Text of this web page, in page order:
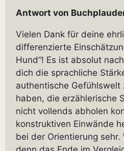
Antwort von
Vielen Dank für deine
differenzierte
Hund“! Es ist absolut
dich die sprachliche
authentische Gefühlswelt
haben, die erzählerische
nicht vollends abholen
konstruktiven Einwände
bei der Orientierung